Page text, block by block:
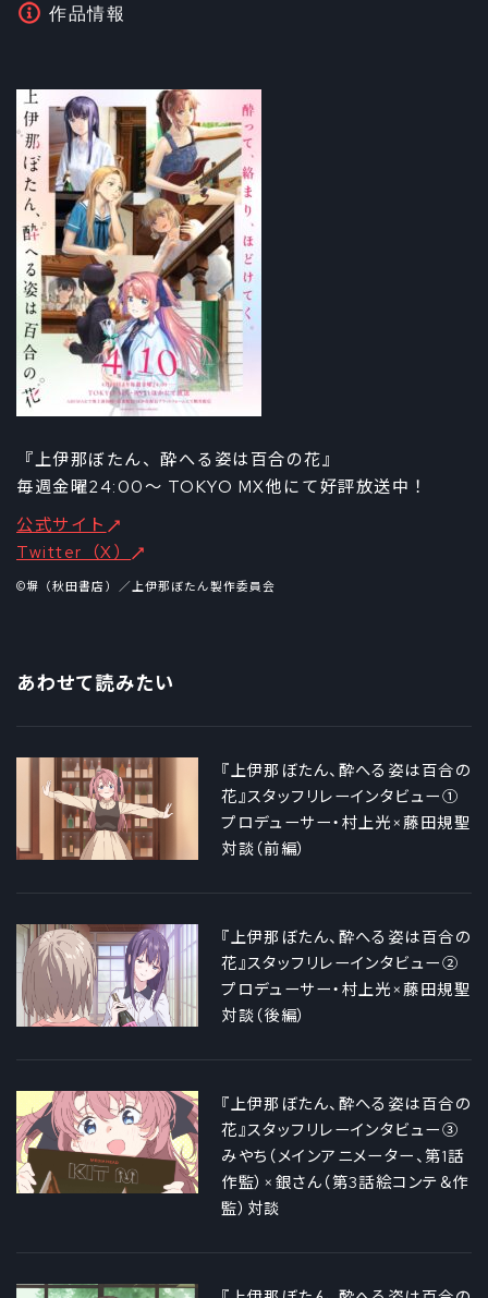
作品情報
『上伊那ぼたん、酔へる姿は百合の花』
毎週金曜24:00～ TOKYO MX他にて好評放送中！
公式サイト
Twitter（X）
©塀（秋田書店）／上伊那ぼたん製作委員会
あわせて読みたい
『上伊那ぼたん、酔へる姿は百合の
花』スタッフリレーインタビュー①
プロデューサー・村上光×藤田規聖
対談（前編）
『上伊那ぼたん、酔へる姿は百合の
花』スタッフリレーインタビュー②
プロデューサー・村上光×藤田規聖
対談（後編）
『上伊那ぼたん、酔へる姿は百合の
花』スタッフリレーインタビュー③
みやち（メインアニメーター、第1話
作監）×銀さん（第3話絵コンテ＆作
監）対談